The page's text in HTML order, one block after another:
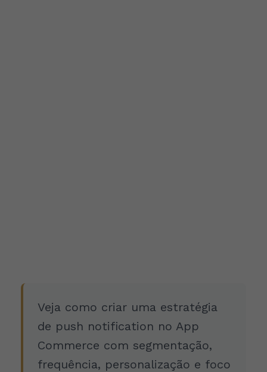
Veja como criar uma estratégia
de push notification no App
Commerce com segmentação,
frequência, personalização e foco